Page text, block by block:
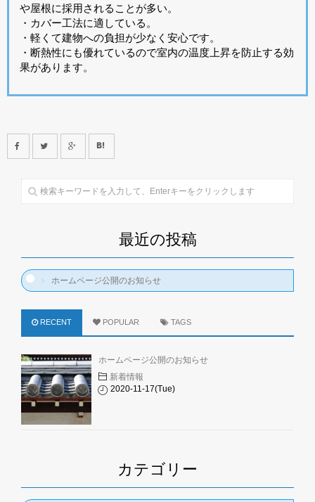
や屋根に採用されることが多い。
・カバー工法に適している。
・軽くて建物への負担が少なく安心です。
・断熱性にも優れているので室内の温度上昇を防止する効
果があります。
最近の投稿
ホームページ公開のお知らせ
RECENT POPULAR TAGS
ホームページ公開のお知らせ
新着情報
2020-11-17(Tue)
カテゴリー